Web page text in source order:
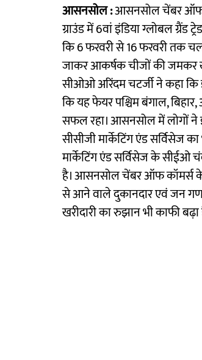
आसनसोल :आसनसोल चेंबर ऑफ
ग्राउंड में 6वां इंडिया ग्लोबल
कि 6 फरवरी से 16 फरवरी तक
जाकर आकर्षक चीजों की जमकर
सीओओ अरिंदम चटर्जी ने कहा कि
कि यह फेयर पश्चिम बंगाल,
सफल रहा। आसनसोल में लोगों ने
सीसीजी मार्केटिंग एंड सर्विसेज
मार्केटिंग एंड सर्विसेज के सीईओ
है। आसनसोल चेंबर ऑफ कॉमर्स के
से आने वाले दुकानदार एवं जन गण
खरीदारी का रुझान भी काफी बढ़ा